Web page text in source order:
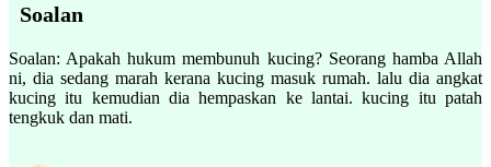
Soalan
Soalan: Apakah hukum membunuh kucing? Seorang hamba Allah
ni, dia sedang marah kerana kucing masuk rumah. lalu dia angkat
kucing itu kemudian dia hempaskan ke lantai. kucing itu patah
tengkuk dan mati.